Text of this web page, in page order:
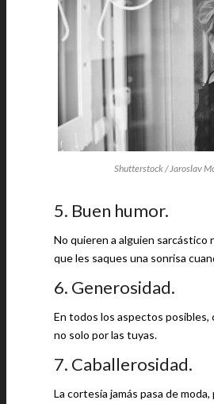
Shutterstock / Jaroslav
5. Buen humor.
No quieren a alguien sarcástico
que les saques una sonrisa
6. Generosidad.
En todos los aspectos posibles,
no solo por las tuyas.
7. Caballerosidad.
La cortesía jamás pasa de